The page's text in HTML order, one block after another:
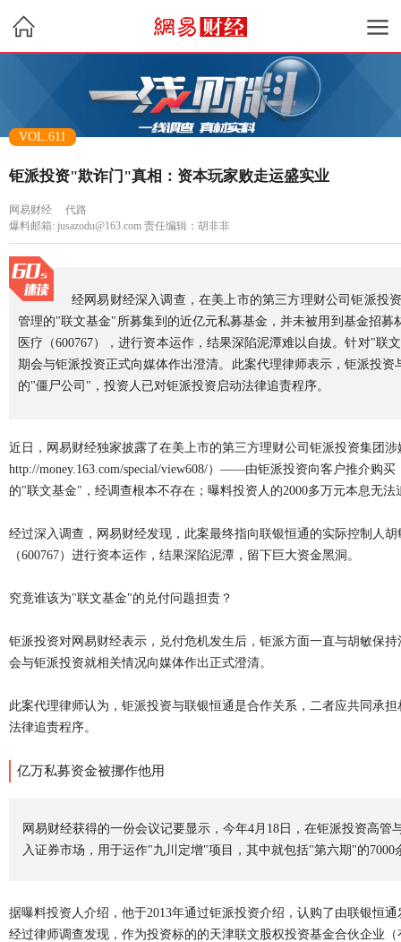
VOL.611
钜派投资"欺诈门"真相：资本玩家败走运盛实业
网易财经
代路
爆料邮箱: jusazodu@163.com 责任编辑：胡非非
经网易财经深入调查，在美上市的第三方理财公司钜派投
管理的"联文基金"所募集到的近亿元私募基金，并未被用到基金招
医疗（600767），进行资本运作，结果深陷泥潭难以自拔。针对"
期会与钜派投资正式向媒体作出澄清。此案代理律师表示，钜派投
的"僵尸公司"，投资人已对钜派投资启动法律追责程序。
近日，网易财经独家披露了在美上市的第三方理财公司钜派投资集团
http://money.163.com/special/view608/）——由钜派投资向客户推介购
的"联文基金"，经调查根本不存在；曝料投资人的2000多万元本息无
经过深入调查，网易财经发现，此案最终指向联银恒通的实际控制人
（600767）进行资本运作，结果深陷泥潭，留下巨大资金黑洞。
究竟谁该为"联文基金"的兑付问题担责？
钜派投资对网易财经表示，兑付危机发生后，钜派方面一直与胡敏保
会与钜派投资就相关情况向媒体作出正式澄清。
此案代理律师认为，钜派投资与联银恒通是合作关系，二者应共同承
法律追责程序。
亿万私募资金被挪作他用
网易财经获得的一份会议记要显示，今年4月18日，在钜派投资高
入证券市场，用于运作"九川定增"项目，其中就包括"第六期"的7000
据曝料投资人介绍，他于2013年通过钜派投资介绍，认购了由联银恒
经过律师调查发现，作为投资标的的天津联文股权投资基金合伙企业